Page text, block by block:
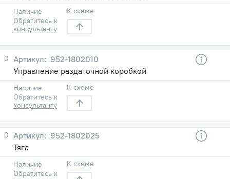
Наличие
Обратитесь к
консультанту
К схеме
0
952-1802010
Управление раздаточной коробкой
Наличие
Обратитесь к
консультанту
К схеме
0
952-1802025
Тяга
Наличие
Обратитесь к
К схеме